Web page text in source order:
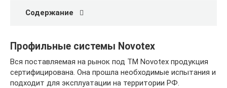
Содержание
Профильные системы Novotex
Вся поставляемая на рынок под TM Novotex продукция
сертифицирована. Она прошла необходимые испытания и
подходит для эксплуатации на территории РФ.